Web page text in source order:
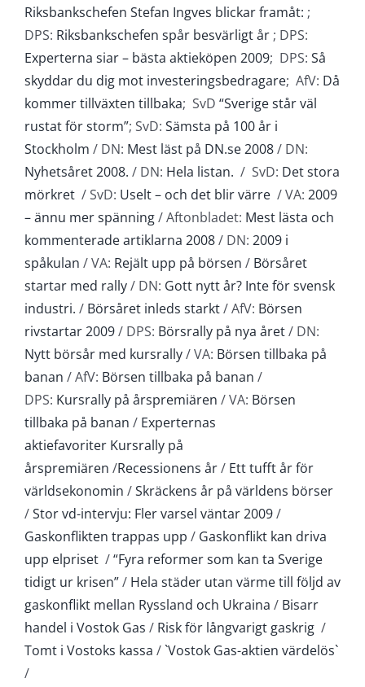
Riksbankschefen Stefan Ingves blickar framåt: ;
DPS: Riksbankschefen spår besvärligt år ; DPS:
Experterna siar – bästa aktieköpen 2009; DPS: Så
skyddar du dig mot investeringsbedragare; AfV: Då
kommer tillväxten tillbaka; SvD “Sverige står väl
rustat för storm”; SvD: Sämsta på 100 år i
Stockholm / DN: Mest läst på DN.se 2008/ DN:
Nyhetsåret 2008. / DN: Hela listan. / SvD: Det stora
mörkret / SvD: Uselt – och det blir värre / VA: 2009
– ännu mer spänning/ Aftonbladet: Mest lästa och
kommenterade artiklarna 2008/ DN: 2009 i
spåkulan / VA: Rejält upp på börsen / Börsåret
startar med rally/ DN: Gott nytt år? Inte för svensk
industri. / Börsåret inleds starkt/ AfV: Börsen
rivstartar 2009/ DPS: Börsrally på nya året/ DN:
Nytt börsår med kursrally/ VA: Börsen tillbaka på
banan / AfV: Börsen tillbaka på banan /
DPS: Kursrally på årspremiären / VA: Börsen
tillbaka på banan / Experternas
aktiefavoriter Kursrally på
årspremiären /Recessionens år/ Ett tufft år för
världsekonomin /Skräckens år på världens börser
/Stor vd-intervju: Fler varsel väntar 2009/
Gaskonflikten trappas upp / Gaskonflikt kan driva
upp elpriset /“Fyra reformer som kan ta Sverige
tidigt ur krisen”/ Hela städer utan värme till följd av
gaskonflikt mellan Ryssland och Ukraina / Bisarr
handel i Vostok Gas / Risk för långvarigt gaskrig /
Tomt i Vostoks kassa /`Vostok Gas-aktien värdelös`
/